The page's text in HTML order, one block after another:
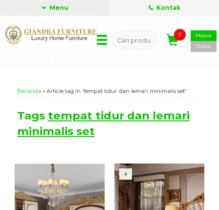
Menu Kontak
0
Masuk
Daftar
Beranda » Article tag in 'tempat tidur dan lemari minimalis set'
Tags tempat tidur dan lemari
minimalis set